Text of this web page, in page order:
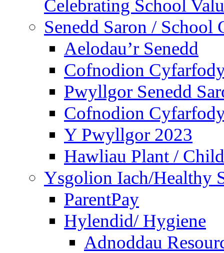
Celebrating School
Senedd Saron / School
Aelodau’r Senedd
Cofnodion
Pwyllgor Senedd
Cofnodion
Y Pwyllgor 2023
Hawliau Plant /
Ysgolion Iach/Healthy
ParentPay
Hylendid/ Hygiene
Adnoddau